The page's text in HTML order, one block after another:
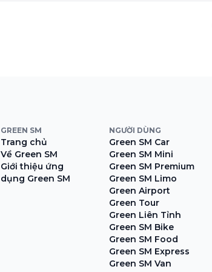
GREEN SM
Trang chủ
Về Green SM
Giới thiệu ứng
dụng Green SM
NGƯỜI DÙNG
Green SM Car
Green SM Mini
Green SM Premium
Green SM Limo
Green Airport
Green Tour
Green Liên Tỉnh
Green SM Bike
Green SM Food
Green SM Express
Green SM Van